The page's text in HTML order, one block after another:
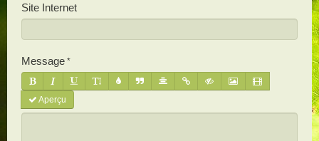
Site Internet
Message
Aperçu